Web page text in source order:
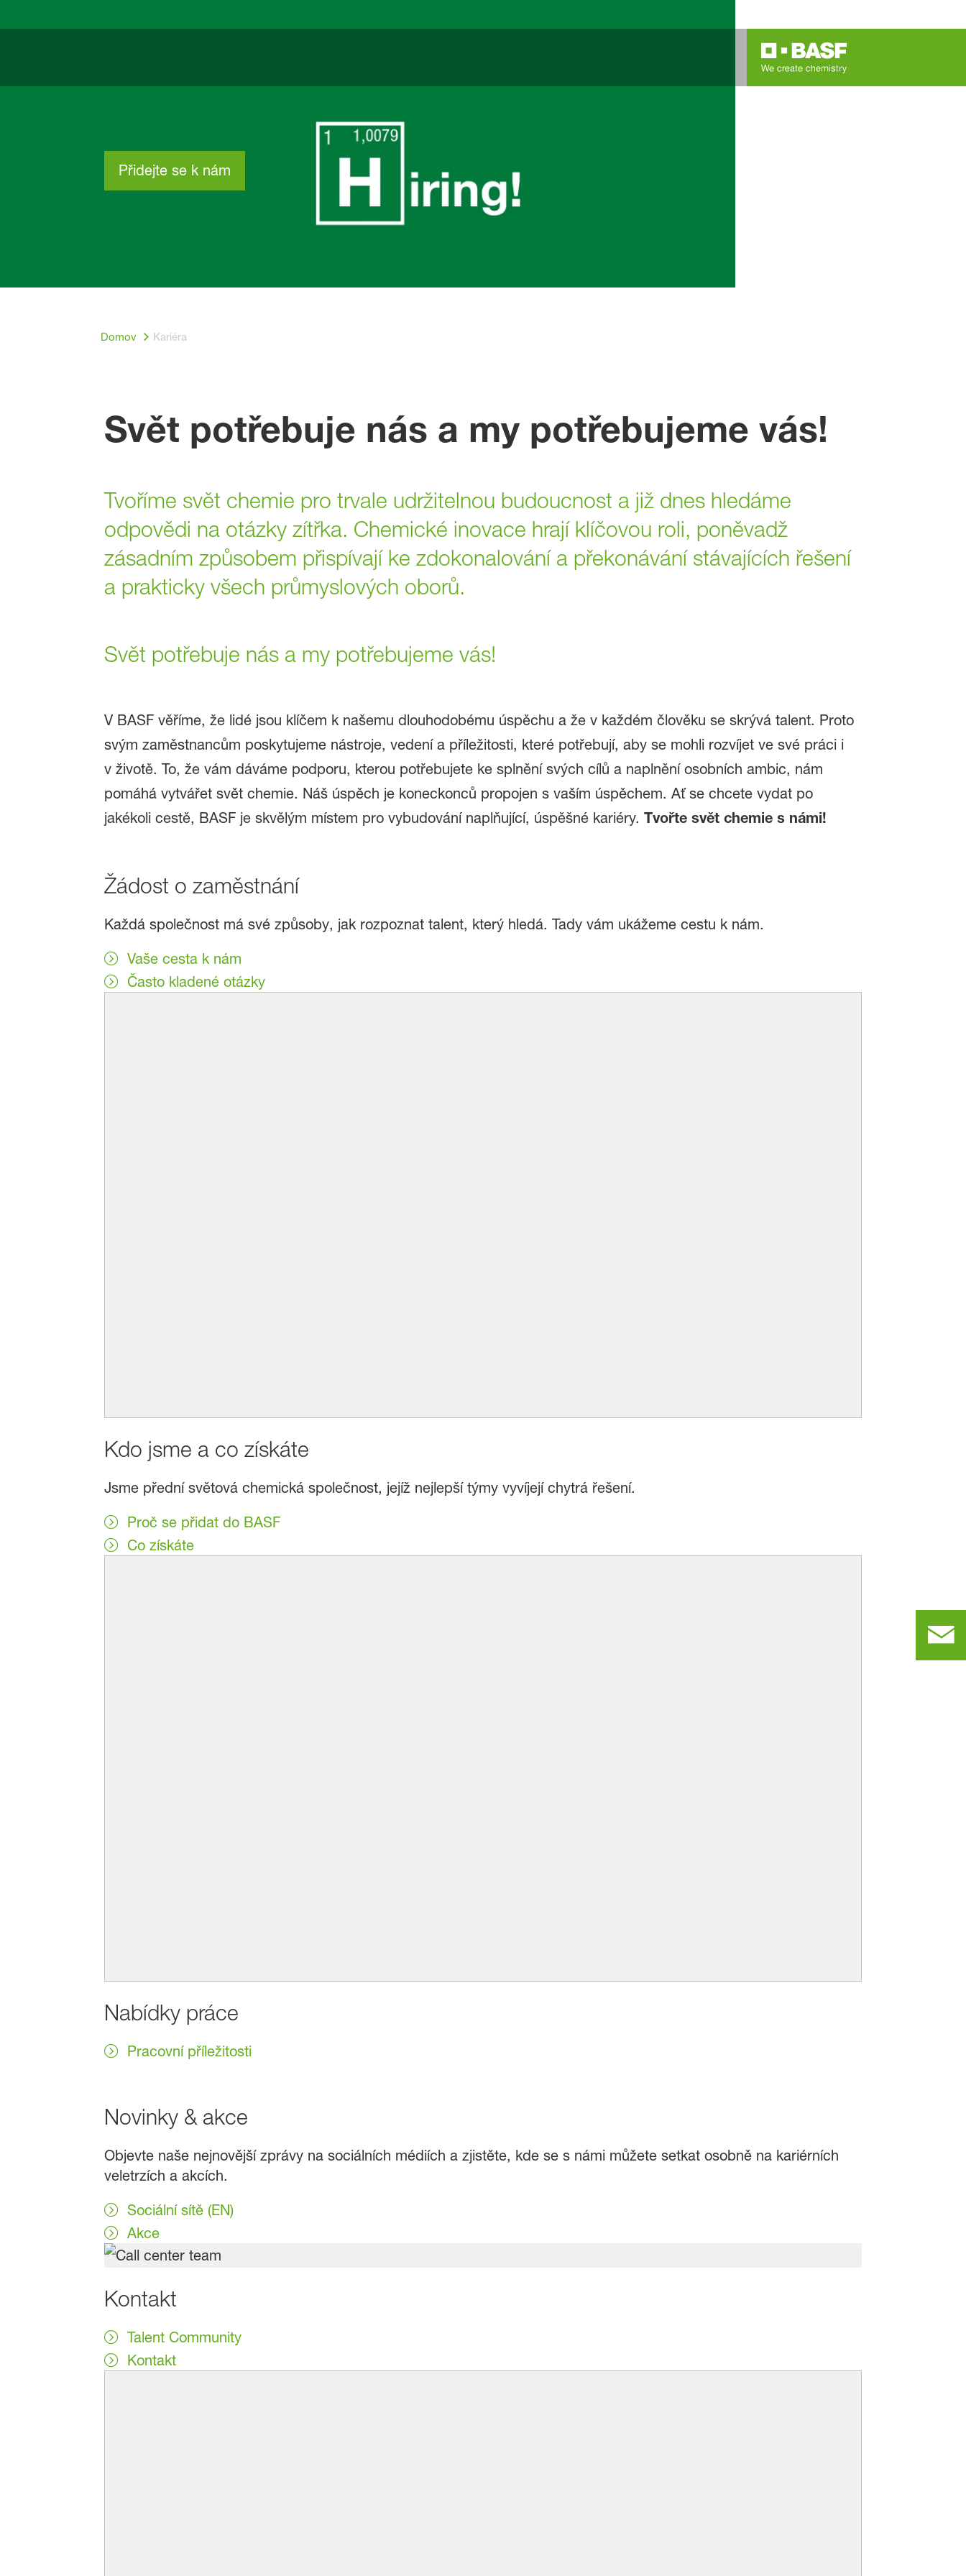
Přidejte se k nám
Domov Kariéra
Svět potřebuje nás a my potřebujeme vás!
Tvoříme svět chemie pro trvale udržitelnou budoucnost a již dnes hledáme
odpovědi na otázky zítřka. Chemické inovace hrají klíčovou roli, poněvadž
zásadním způsobem přispívají ke zdokonalování a překonávání stávajících řešení
a prakticky všech průmyslových oborů.
Svět potřebuje nás a my potřebujeme vás!
V BASF věříme, že lidé jsou klíčem k našemu dlouhodobému úspěchu a že v každém člověku se skrývá talent. Proto
svým zaměstnancům poskytujeme nástroje, vedení a příležitosti, které potřebují, aby se mohli rozvíjet ve své práci i
v životě. To, že vám dáváme podporu, kterou potřebujete ke splnění svých cílů a naplnění osobních ambic, nám
pomáhá vytvářet svět chemie. Náš úspěch je koneckonců propojen s vaším úspěchem. Ať se chcete vydat po
jakékoli cestě, BASF je skvělým místem pro vybudování naplňující, úspěšné kariéry. Tvořte svět chemie s námi!
Žádost o zaměstnání
Každá společnost má své způsoby, jak rozpoznat talent, který hledá. Tady vám ukážeme cestu k nám.
Vaše cesta k nám
Často kladené otázky
Kdo jsme a co získáte
Jsme přední světová chemická společnost, jejíž nejlepší týmy vyvíjejí chytrá řešení.
Proč se přidat do BASF
Co získáte
Nabídky práce
Pracovní příležitosti
Novinky & akce
Objevte naše nejnovější zprávy na sociálních médiích a zjistěte, kde se s námi můžete setkat osobně na kariérních
veletrzích a akcích.
Sociální sítě (EN)
Akce
Kontakt
Talent Community
Kontakt